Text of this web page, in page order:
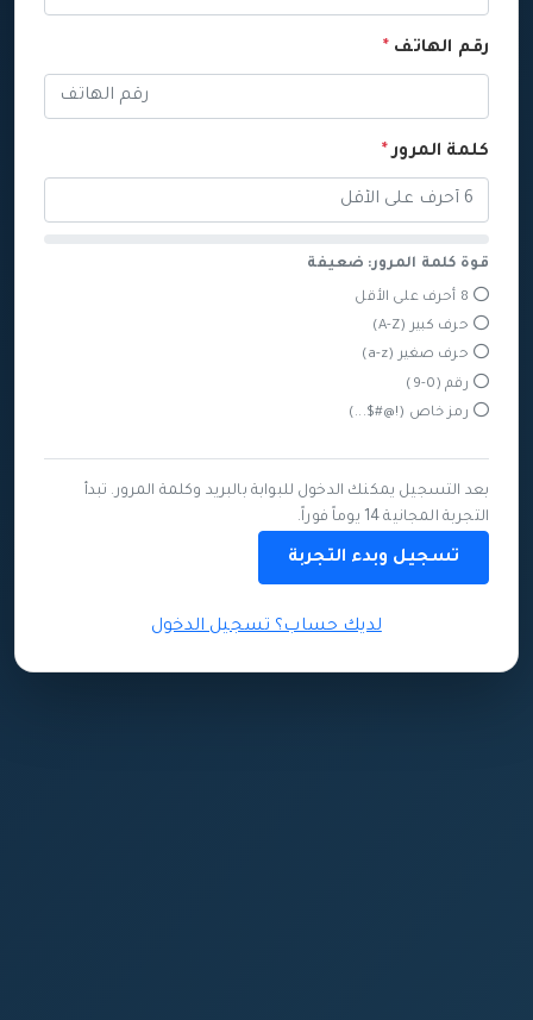
رقم الهاتف *
كلمة المرور*
قوة كلمة المرور: ضعيفة
8 أحرف على الأقل
حرف كبير (A-Z)
حرف صغير (a-z)
رقم (0-9)
رمز خاص (!@#$...)
بعد التسجيل يمكنك الدخول للبوابة بالبريد وكلمة المرور. تبدأ
التجربة المجانية 14 يوماً فوراً.
تسجيل وبدء التجربة
لديك حساب؟ تسجيل الدخول